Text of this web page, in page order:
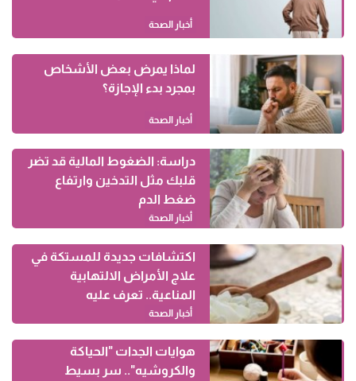
أخبار الصحة
لماذا يمرض بعض الأشخاص
بمجرد بدء الإجازة؟
أخبار الصحة
دراسة: الضغوط المالية قد تضر
قلبك مثل التدخين وارتفاع
ضغط الدم
أخبار الصحة
اكتشافات جديدة للمستكة في
علاج الأمراض الالتهابية
المناعية.. تعرف عليه
أخبار الصحة
هوايات الجدات "الحياكة
والكروشيه".. سر بسيط